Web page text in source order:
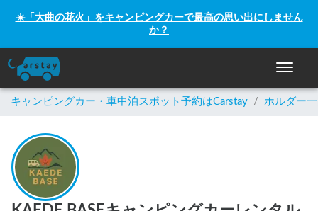
☀️「大曲の花火」をキャンピングカーで最高の思い出にしません
か？
ナビゲ
キャンピングカー・車中泊スポット予約はCarstay / ホルダー